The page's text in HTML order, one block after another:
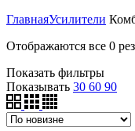
ГлавнаяУсилители
Отображаются все 0
Показать фильтры
Показывать 30 60 90